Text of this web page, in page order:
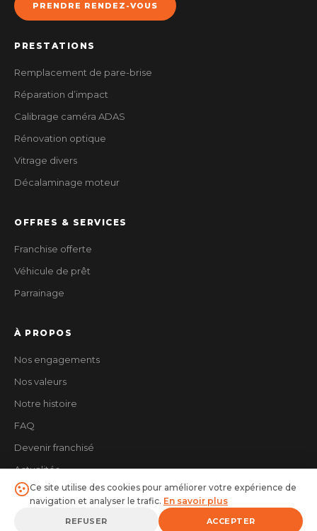
PRENDRE RENDEZ-VOUS
PRESTATIONS
Remplacement de pare-brise
Réparation d’impact
Calibrage caméra ADAS
Rénovation optique
Vitrage divers
Décalaminage moteur
OFFRES & SERVICES
Franchise offerte
Véhicule de prêt
Parrainage
À PROPOS
Nos engagements
Nos valeurs
Notre histoire
FAQ
Devenir franchisé
Actualités
Ce site utilise des cookies pour améliorer votre expérience de
navigation et analyser le trafic. En savoir plus
REFUSER ACCEPTER